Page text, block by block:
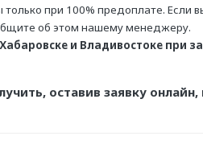
при 100% предоплате. Если
об этом нашему менеджеру.
и Владивостоке при
оставив заявку онлайн,